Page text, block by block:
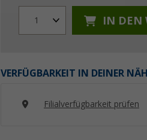
1 IN DEN
VERFÜGBARKEIT IN DEINER
Filialverfügbarkeit prüfen